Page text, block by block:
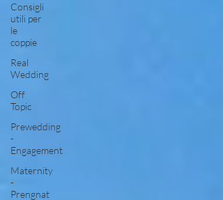
Consigli
utili per
le
coppie
Real
Wedding
Off
Topic
Prewedding
-
Engagement
Maternity
-
Prengnat